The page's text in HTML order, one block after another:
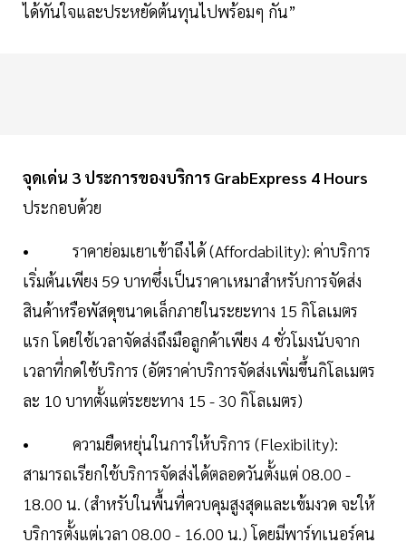
ได้ทันใจและประหยัดต้นทุนไปพร้อมๆ กัน”
จุดเด่น 3 ประการของบริการ GrabExpress 4 Hours
ประกอบด้วย
• ราคาย่อมเยาเข้าถึงได้ (Affordability): ค่าบริการ
เริ่มต้นเพียง 59 บาทซึ่งเป็นราคาเหมาสำหรับการจัดส่ง
สินค้าหรือพัสดุขนาดเล็กภายในระยะทาง 15 กิโลเมตร
แรก โดยใช้เวลาจัดส่งถึงมือลูกค้าเพียง 4 ชั่วโมงนับจาก
เวลาที่กดใช้บริการ (อัตราค่าบริการจัดส่งเพิ่มขึ้นกิโลเมตร
ละ 10 บาทตั้งแต่ระยะทาง 15 - 30 กิโลเมตร)
• ความยืดหยุ่นในการให้บริการ (Flexibility):
สามารถเรียกใช้บริการจัดส่งได้ตลอดวันตั้งแต่ 08.00 -
18.00 น. (สำหรับในพื้นที่ควบคุมสูงสุดและเข้มงวด จะให้
บริการตั้งแต่เวลา 08.00 - 16.00 น.) โดยมีพาร์ทเนอร์คน